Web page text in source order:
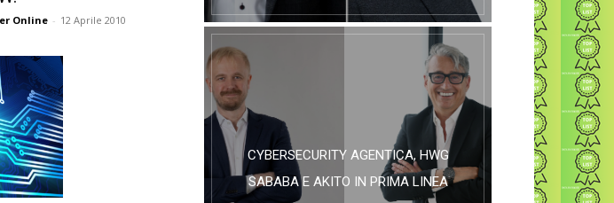
Online - 12 Aprile 2010
CYBERSECURITY AGENTICA, HWG
SABABA E AKITO IN PRIMA LINEA